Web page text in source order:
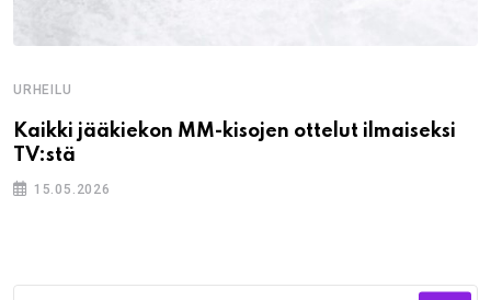
URHEILU
Kaikki jääkiekon MM-kisojen ottelut ilmaiseksi
TV:stä
15.05.2026